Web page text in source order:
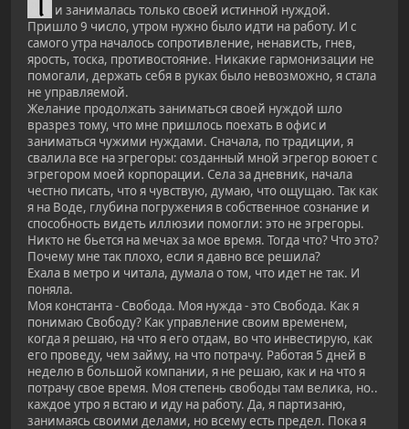
и занималась только своей истинной нуждой.
Пришло 9 число, утром нужно было идти на работу. И с
самого утра началось сопротивление, ненависть, гнев,
ярость, тоска, противостояние. Никакие гармонизации не
помогали, держать себя в руках было невозможно, я стала
не управляемой.
Желание продолжать заниматься своей нуждой шло
вразрез тому, что мне пришлось поехать в офис и
заниматься чужими нуждами. Сначала, по традиции, я
свалила все на эгрегоры: созданный мной эгрегор воюет с
эгрегором моей корпорации. Села за дневник, начала
честно писать, что я чувствую, думаю, что ощущаю. Так как
я на Воде, глубина погружения в собственное сознание и
способность видеть иллюзии помогли: это не эгрегоры.
Никто не бьется на мечах за мое время. Тогда что? Что это?
Почему мне так плохо, если я давно все решила?
Ехала в метро и читала, думала о том, что идет не так. И
поняла.
Моя константа - Свобода. Моя нужда - это Свобода. Как я
понимаю Свободу? Как управление своим временем,
когда я решаю, на что я его отдам, во что инвестирую, как
его проведу, чем займу, на что потрачу. Работая 5 дней в
неделю в большой компании, я не решаю, как и на что я
потрачу свое время. Моя степень свободы там велика, но..
каждое утро я встаю и иду на работу. Да, я партизаню,
занимаясь своими делами, но всему есть предел. Пока я